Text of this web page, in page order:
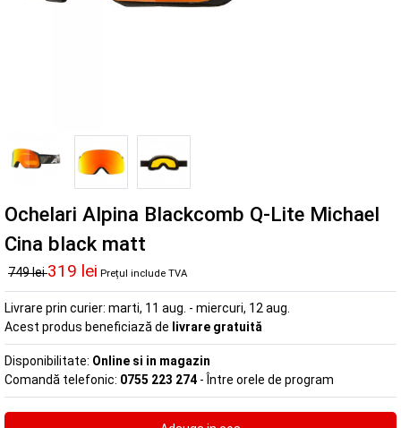
Ochelari Alpina Blackcomb Q-Lite Michael
Cina black matt
749 lei319 lei Prețul include TVA
Livrare prin curier: marti, 11 aug. - miercuri, 12 aug.
Acest produs beneficiază de livrare gratuită
Disponibilitate: Online si in magazin
Comandă telefonic: 0755 223 274 - Între orele de program